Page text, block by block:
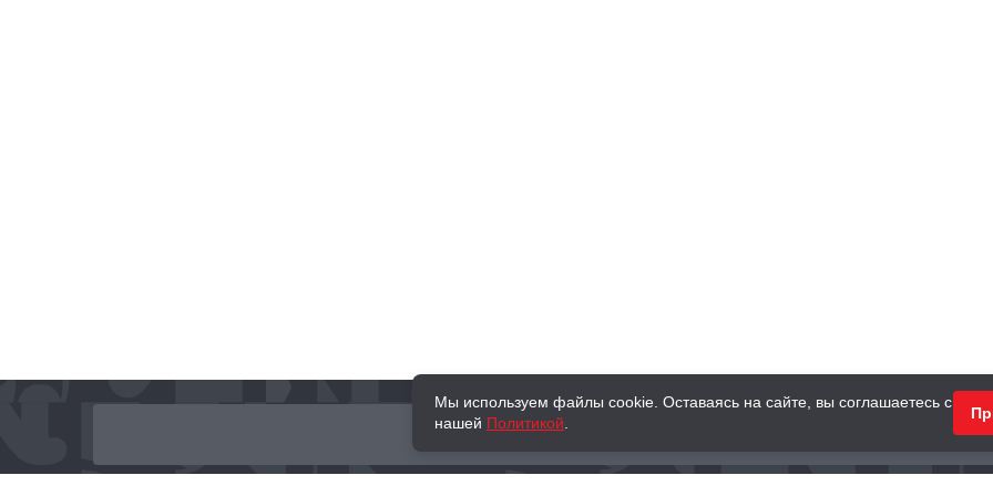
КНИГИ ПОДАРКИ
Мы используем файлы cookie. Оставаясь на сайте, вы соглашаетесь с
нашей Политикой